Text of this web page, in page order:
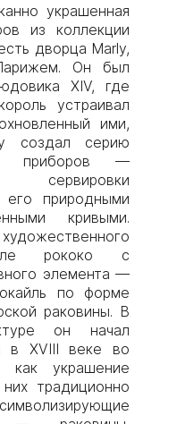
украшенная
из коллекции
дворца Marly,
Он был
XIV, где
устраивал
ими,
создал серию
приборов —
его природными
кривыми.
рококо с
элемента —
по форме
раковины. В
он начал
в XVIII веке во
как украшение
традиционно